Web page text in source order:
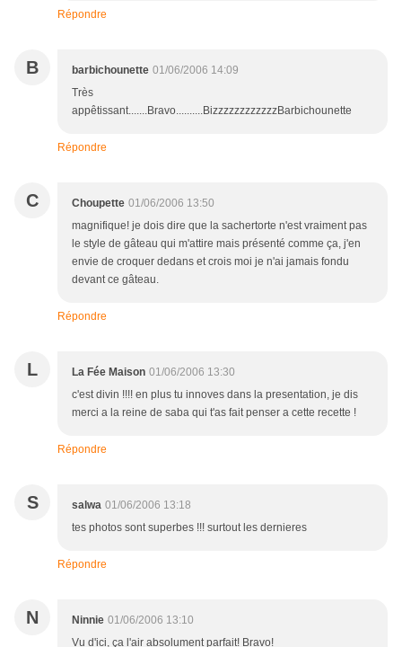
Répondre
B barbichounette 01/06/2006 14:09
Très
appêtissant.......Bravo..........BizzzzzzzzzzzzBarbichounette
Répondre
C Choupette 01/06/2006 13:50
magnifique! je dois dire que la sachertorte n'est vraiment pas
le style de gâteau qui m'attire mais présenté comme ça, j'en
envie de croquer dedans et crois moi je n'ai jamais fondu
devant ce gâteau.
Répondre
L La Fée Maison 01/06/2006 13:30
c'est divin !!!! en plus tu innoves dans la presentation, je dis
merci a la reine de saba qui t'as fait penser a cette recette !
Répondre
S salwa 01/06/2006 13:18
tes photos sont superbes !!! surtout les dernieres
Répondre
N Ninnie 01/06/2006 13:10
Vu d'ici, ça l'air absolument parfait! Bravo!